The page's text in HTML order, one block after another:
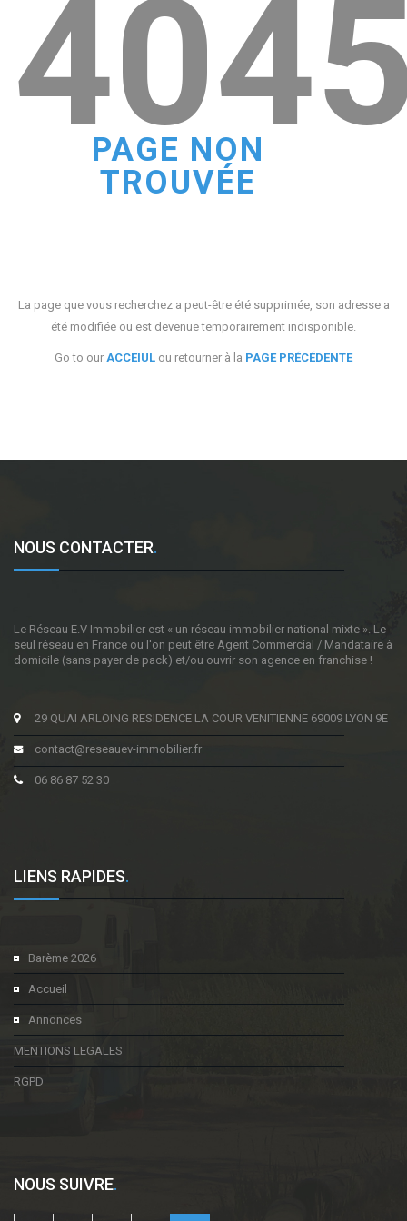
PAGE NON
TROUVÉE
La page que vous recherchez a peut-être été supprimée, son adresse a
été modifiée ou est devenue temporairement indisponible.
Go to our ACCEIUL ou retourner à la PAGE PRÉCÉDENTE
NOUS CONTACTER.
Le Réseau E.V Immobilier est « un réseau immobilier national mixte ». Le
seul réseau en France ou l'on peut être Agent Commercial / Mandataire à
domicile (sans payer de pack) et/ou ouvrir son agence en franchise !
29 QUAI ARLOING RESIDENCE LA COUR VENITIENNE 69009 LYON 9E
contact@reseauev-immobilier.fr
06 86 87 52 30
LIENS RAPIDES.
Barème 2026
Accueil
Annonces
MENTIONS LEGALES
RGPD
NOUS SUIVRE.